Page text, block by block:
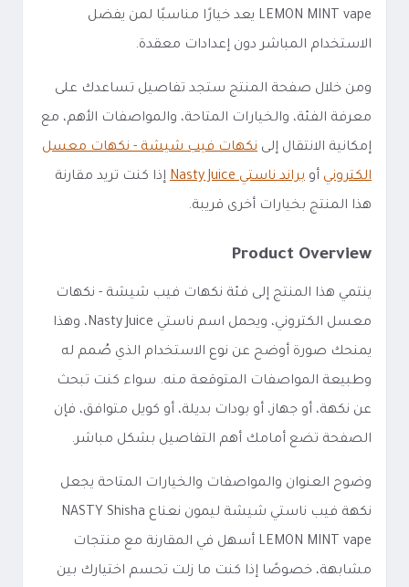
LEMON MINT vape يعد خيارًا مناسبًا لمن يفضل
الاستخدام المباشر دون إعدادات معقدة.
ومن خلال صفحة المنتج ستجد تفاصيل تساعدك على
معرفة الفئة، والخيارات المتاحة، والمواصفات الأهم، مع
إمكانية الانتقال إلى نكهات فيب شيشة - نكهات معسل
الكتروني أو براند ناستي Nasty Juice
إذا كنت تريد مقارنة
هذا المنتج بخيارات أخرى قريبة.
Product Overview
ينتمي هذا المنتج إلى فئة نكهات فيب شيشة - نكهات
معسل الكتروني، ويحمل اسم ناستي Nasty Juice، وهذا
يمنحك صورة أوضح عن نوع الاستخدام الذي صُمم له
وطبيعة المواصفات المتوقعة منه. سواء كنت تبحث
عن نكهة، أو جهاز، أو بودات بديلة، أو كويل متوافق، فإن
الصفحة تضع أمامك أهم التفاصيل بشكل مباشر.
وضوح العنوان والمواصفات والخيارات المتاحة يجعل
نكهة فيب ناستي شيشة ليمون نعناع NASTY Shisha
LEMON MINT vape أسهل في المقارنة مع منتجات
مشابهة، خصوصًا إذا كنت ما زلت تحسم اختيارك بين